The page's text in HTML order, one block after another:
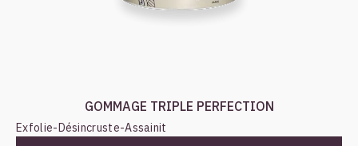
GOMMAGE TRIPLE PERFECTION
Exfolie- Désincruste-Assainit